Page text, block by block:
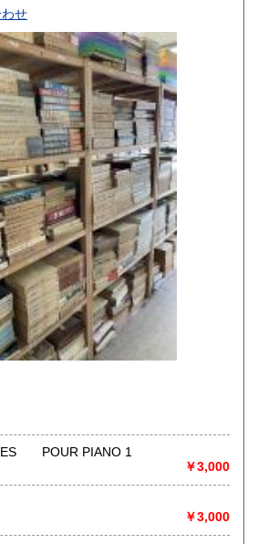
800円
800円 長崎県
800円 大分県
800円 鹿児島県
円
せ
PIECES CLASSIQUES POUR PIANO 1
￥3,000
￥3,000